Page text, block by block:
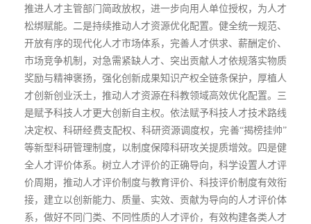
推进人才主管部门简政放权，进一步向用人单位授权，为人才
松绑赋能。二是持续推动人才资源优化配置。健全统一规范、
开放有序的现代化人才市场体系，完善人才供求、薪酬定价、
市场竞争机制，对急需紧缺人才、突出贡献人才依规落实物质
奖励与精神褒扬，强化创新成果知识产权全链条保护，厚植人
才创新创业沃土，推动人才资源在科教领域高效优化配置。三
是赋予科技人才更大创新自主权。依法赋予科技人才技术路线
决定权、科研经费支配权、科研资源调度权，完善“揭榜挂帅”
等新型科研管理制度，以制度保障科研攻关提质增效。四是健
全人才评价体系。树立人才评价的正确导向，科学设置人才评
价周期，推动人才评价制度与教育评价、科技评价制度有效衔
接，建立以创新能力、质量、实效、贡献为导向的人才评价体
系，做好不同门类、不同性质的人才评价，有效构建各类人才